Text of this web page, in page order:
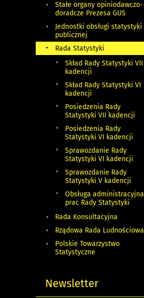
Stałe organy opiniodawczo-
doradcze Prezesa GUS
Jednostki obsługi statystyki
publicznej
Rada Statystyki
Skład Rady Statystyki VII
kadencji
Skład Rady Statystyki VI
kadencji
Posiedzenia Rady
Statystyki VII kadencji
Posiedzenia Rady
Statystyki VI kadencji
Sprawozdanie Rady
Statystyki VI kadencji
Sprawozdanie Rady
Statystyki V kadencji
Obsługa administracyjna
prac Rady Statystyki
Rada Konsultacyjna
Rządowa Rada Ludnościowa
Polskie Towarzystwo
Statystyczne
Newsletter